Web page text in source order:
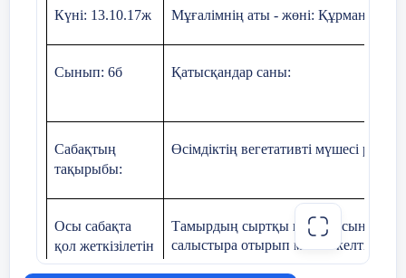
3. Автормен
таныстыру
Мәди Қайыңбаев
Мәди Қайыңбаев 1958
ауылында дүниеге
журналистика
«Үркердің
жазбалар» (2001) жыр
2 мин4Жаңа сабақ :
Күні: 13.10.17ж Мұғалімнің аты - жөні: Құрманбек А
Сынып: 6б Қатысқандар саны:
Сабақтың
тақырыбы:
Өсімдіктің вегетативті мүшесі
Осы сабақта
қол жеткізілетін
оқу мақсаттары:
Тамырдың сыртқы құрылысын айту,
салыстыра отырып мысал келтіре алу.